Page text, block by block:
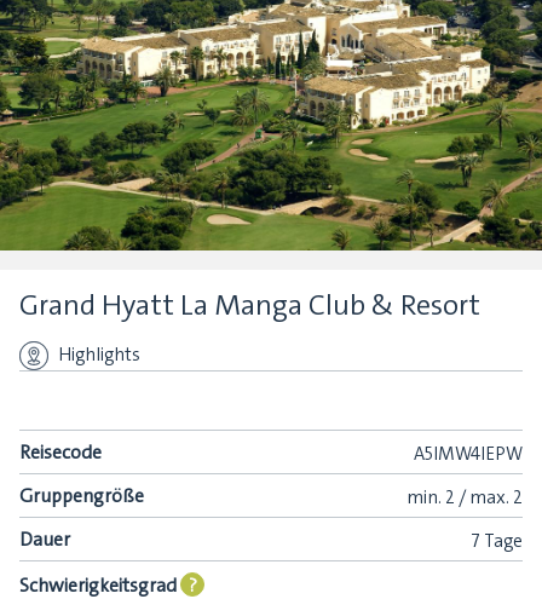
Grand Hyatt La Manga Club & Resort
Highlights
Reisecode A5IMW4IEPW
Gruppengröße min. 2 /max. 2
Dauer 7 Tage
Schwierigkeitsgrad ?